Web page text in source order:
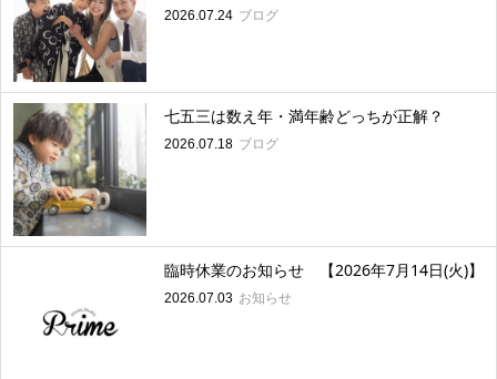
2026.07.24 ブログ
七五三は数え年・満年齢どっちが正解？
2026.07.18 ブログ
臨時休業のお知らせ 【2026年7月14日(火)】
2026.07.03 お知らせ